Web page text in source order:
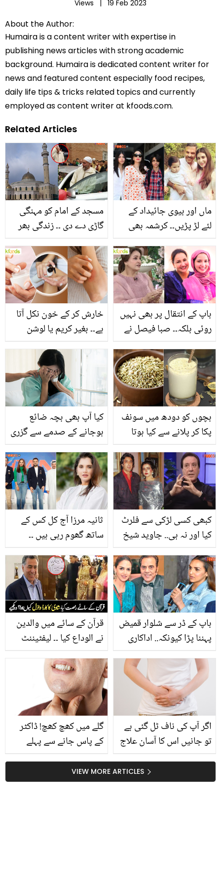
Views | 19 Feb 2023
About the Author:
Humaira is a content writer with expertise in
publishing news articles with strong academic
background. Humaira is dedicated content writer for
news and featured content especially food recipes,
daily life tips & tricks related topics and currently
employed as content writer at kfoods.com.
Related Articles
مسجد کے امام کو مہنگی
گاڑی دے دی ۔۔ زندگی بھر
کو جب تحفہ دیا گیا تو امام
نے کیا کیا؟ دیکھیے
ماں اور بیوی جائیداد کے
لئے لڑ پڑیں۔۔ کرشمہ بھی
ہتھیانے کو تیار ! سچائی
سامنے آگئی
خارش کر کے خون نکل آتا
ہے۔۔ بغیر کریم یا لوشن
خشکی کیسے ختم کریں؟
طریقے
باپ کے انتقال پر بھی نہیں
روئی بلکہ۔۔ صبا فیصل نے
خوبیاں گنوا دیں؟
کیا آپ بھی بچہ ضائع
ہوجانے کے صدمے سے گزری
حوالے سے کتنے عرصے میں
دوبارہ حمل ٹہرنا محفوظ
ہو سکتا ہے؟
بچوں کو دودھ میں سونف
پکا کر پلانے سے کیا ہوتا
نسخہ جو ڈاکٹر کی
دوائیوں کو بھی پیچھے
چھوڑ سکتا ہے
ثانیہ مرزا آج کل کس کے
ساتھ گھوم رہی ہیں ۔۔
اور دونوں کا رشتہ توجہ کا
مرکز کیوں بنا ہوا؟
کبھی کسی لڑکی سے فلرٹ
کیا اور نہ ہی.. جاوید شیخ
کر نئے انکشافات کر دیے
قرآن کے سائے میں والدین
نے الوداع کیا ۔۔ لیفٹیننٹ
بیٹی کی شادی، سادہ سا
کارڈ وائرل کیوں ہو گیا؟
دیکھیے
باپ کے ڈر سے شلوار قمیض
پہننا پڑا کیونکہ.. اداکاری
دیول والد کی کس بات سے
ڈر گئیں؟
گلے میں کھچ کھچ! ڈاکٹر
کے پاس جانے سے پہلے
نسخوں کو آزمائيں
اگر آپ کی ناف ٹل گئی ہے
تو جانیں اس کا آسان علاج
نسخے سے تاکہ آپ خود کر
سکیں اپنی ناف کو ٹھیک
VIEW MORE ARTICLES